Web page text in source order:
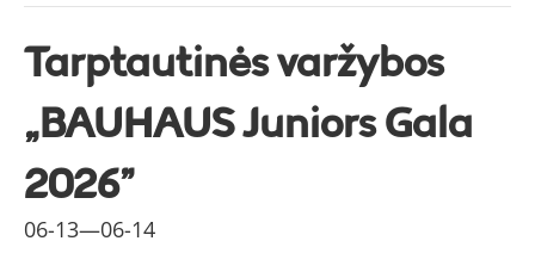
Tarptautinės varžybos
„BAUHAUS Juniors Gala
2026”
06-13—06-14